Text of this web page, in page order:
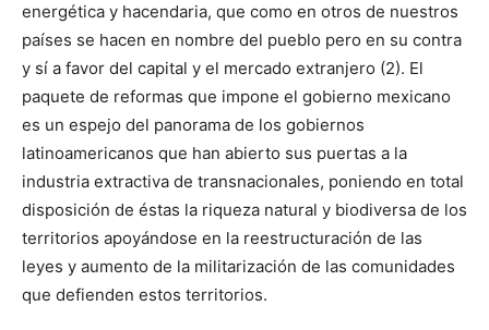
energética y hacendaria, que como en otros de nuestros
países se hacen en nombre del pueblo pero en su contra
y sí a favor del capital y el mercado extranjero (2). El
paquete de reformas que impone el gobierno mexicano
es un espejo del panorama de los gobiernos
latinoamericanos que han abierto sus puertas a la
industria extractiva de transnacionales, poniendo en total
disposición de éstas la riqueza natural y biodiversa de los
territorios apoyándose en la reestructuración de las
leyes y aumento de la militarización de las comunidades
que defienden estos territorios.